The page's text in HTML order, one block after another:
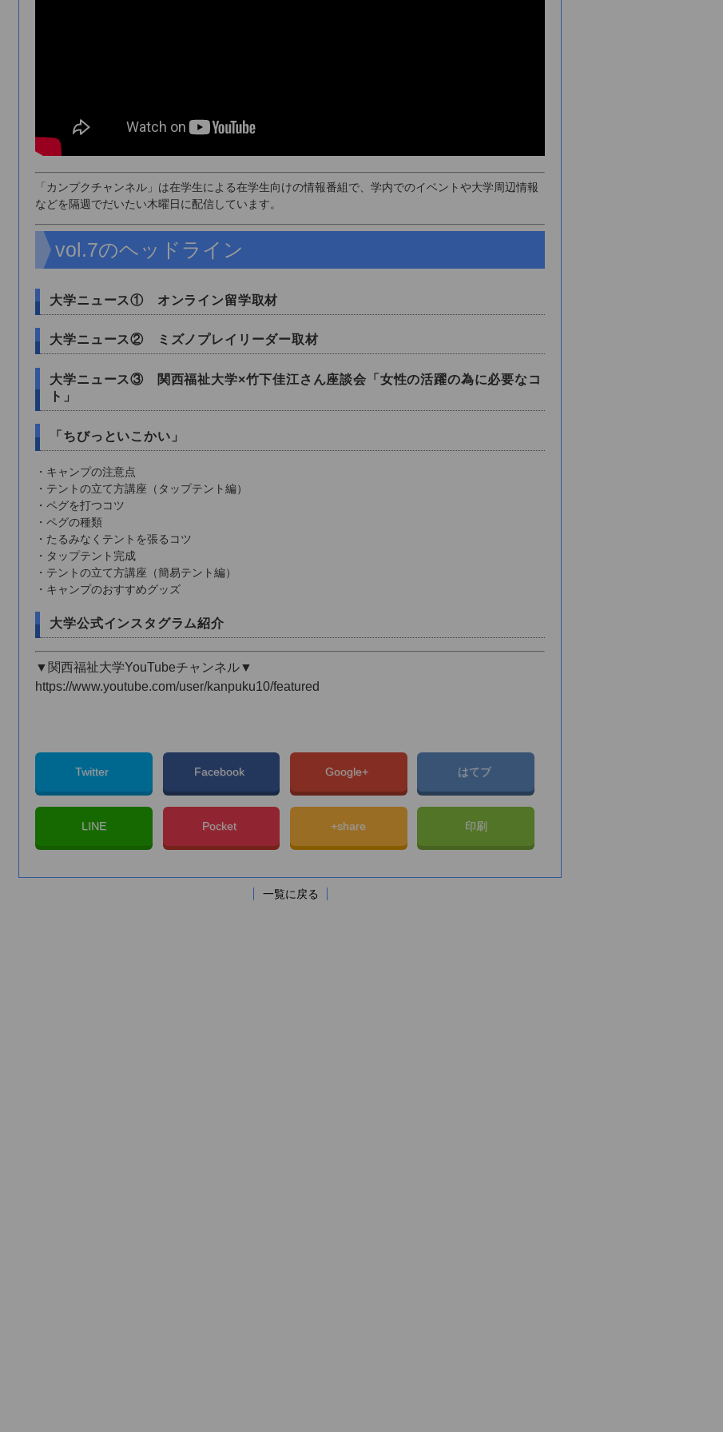
「カンプクチャンネル」は在学生による在学生向けの情報番組で、学内でのイベントや大学周辺情報
などを隔週でだいたい木曜日に配信しています。
vol.7のヘッドライン
大学ニュース① オンライン留学取材
大学ニュース② ミズノプレイリーダー取材
大学ニュース③ 関西福祉大学×竹下佳江さん座談会「女性の活躍の為に必要なコ
ト」
「ちびっといこかい」
・キャンプの注意点
・テントの立て方講座（タップテント編）
・ペグを打つコツ
・ペグの種類
・たるみなくテントを張るコツ
・タップテント完成
・テントの立て方講座（簡易テント編）
・キャンプのおすすめグッズ
大学公式インスタグラム紹介
▼関西福祉大学YouTubeチャンネル▼
https://www.youtube.com/user/kanpuku10/featured
Twitter Facebook Google+ はてブ
LINE Pocket +share 印刷
一覧に戻る